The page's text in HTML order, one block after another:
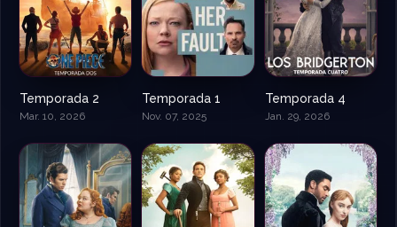
Temporada 2
Mar. 10, 2026
Temporada 1
Nov. 07, 2025
Temporada 4
Jan. 29, 2026